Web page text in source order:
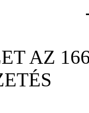
AZ